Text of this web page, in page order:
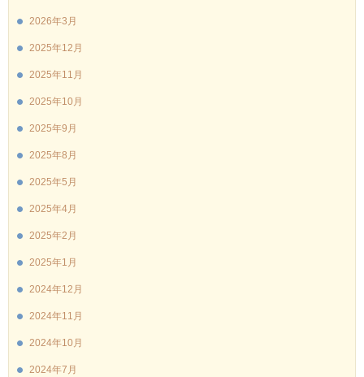
2026年3月
2025年12月
2025年11月
2025年10月
2025年9月
2025年8月
2025年5月
2025年4月
2025年2月
2025年1月
2024年12月
2024年11月
2024年10月
2024年7月